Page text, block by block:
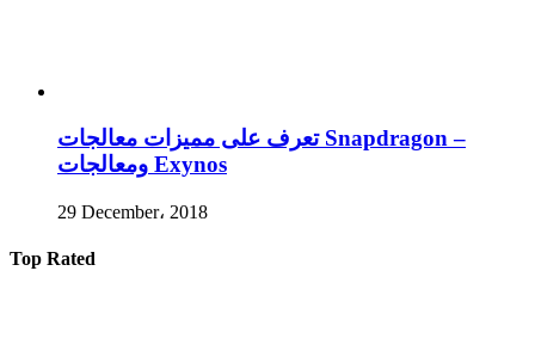
تعرف على مميزات معالجات Snapdragon –
ومعالجات Exynos
29 December، 2018
Top Rated